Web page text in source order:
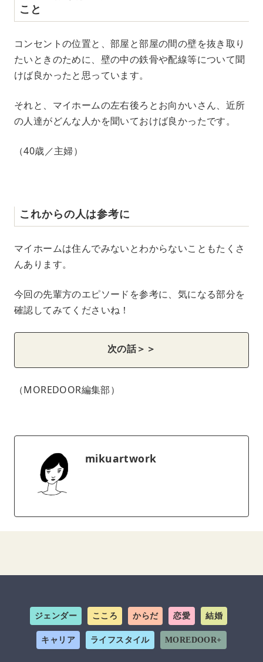
こと
コンセントの位置と、部屋と部屋の間の壁を抜き取り
たいときのために、壁の中の鉄骨や配線等について聞
けば良かったと思っています。
それと、マイホームの左右後ろとお向かいさん、近所
の人達がどんな人かを聞いておけば良かったです。
（40歳／主婦）
これからの人は参考に
マイホームは住んでみないとわからないこともたくさ
んあります。
今回の先輩方のエピソードを参考に、気になる部分を
確認してみてくださいね！
次の話＞＞
（MOREDOOR編集部）
mikuartwork
ジェンダー こころ からだ 恋愛 結婚
キャリア ライフスタイル MOREDOOR+